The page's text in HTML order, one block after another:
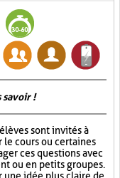
savoir !
sont invités à
le cours ou certaines
ces questions avec
ou en petits groupes.